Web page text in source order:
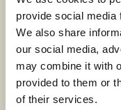
provide social media
We also share
our social media,
may combine it with
provided to them or
of their services.